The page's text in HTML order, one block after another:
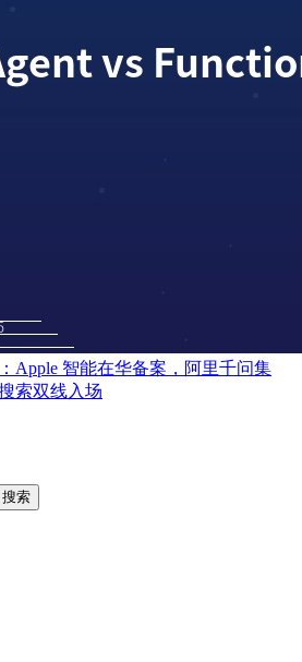
Apple 智能在华备案，阿里千问集
索双线入场